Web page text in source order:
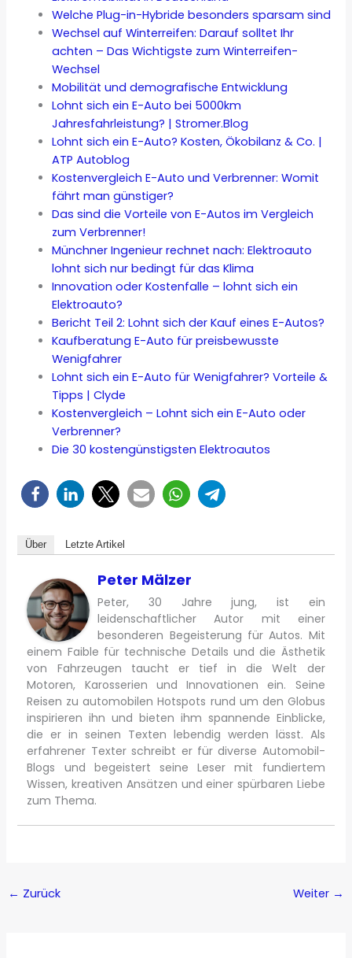
Welche Plug-in-Hybride besonders sparsam sind
Wechsel auf Winterreifen: Darauf solltet Ihr
achten – Das Wichtigste zum Winterreifen-
Wechsel
Mobilität und demografische Entwicklung
Lohnt sich ein E-Auto bei 5000km
Jahresfahrleistung? | Stromer.Blog
Lohnt sich ein E-Auto? Kosten, Ökobilanz & Co. |
ATP Autoblog
Kostenvergleich E-Auto und Verbrenner: Womit
fährt man günstiger?
Das sind die Vorteile von E-Autos im Vergleich
zum Verbrenner!
Münchner Ingenieur rechnet nach: Elektroauto
lohnt sich nur bedingt für das Klima
Innovation oder Kostenfalle – lohnt sich ein
Elektroauto?
Bericht Teil 2: Lohnt sich der Kauf eines E-Autos?
Kaufberatung E-Auto für preisbewusste
Wenigfahrer
Lohnt sich ein E-Auto für Wenigfahrer? Vorteile &
Tipps | Clyde
Kostenvergleich – Lohnt sich ein E-Auto oder
Verbrenner?
Die 30 kostengünstigsten Elektroautos
Über Letzte Artikel
Peter Mälzer
Peter, 30 Jahre jung, ist ein
leidenschaftlicher Autor mit einer
besonderen Begeisterung für Autos. Mit
einem Faible für technische Details und die Ästhetik
von Fahrzeugen taucht er tief in die Welt der
Motoren, Karosserien und Innovationen ein. Seine
Reisen zu automobilen Hotspots rund um den Globus
inspirieren ihn und bieten ihm spannende Einblicke,
die er in seinen Texten lebendig werden lässt. Als
erfahrener Texter schreibt er für diverse Automobil-
Blogs und begeistert seine Leser mit fundiertem
Wissen, kreativen Ansätzen und einer spürbaren Liebe
zum Thema.
← Zurück Weiter →